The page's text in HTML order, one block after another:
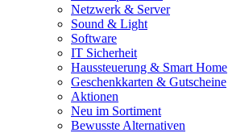
Netzwerk & Server
Sound & Light
Software
IT Sicherheit
Haussteuerung & Smart Home
Geschenkkarten & Gutscheine
Aktionen
Neu im Sortiment
Bewusste Alternativen